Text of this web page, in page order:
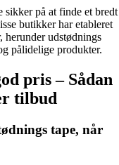
på at finde et bredt
butikker har etableret
herunder udstødnings
pålidelige produkter.
pris – Sådan
tilbud
tape, når